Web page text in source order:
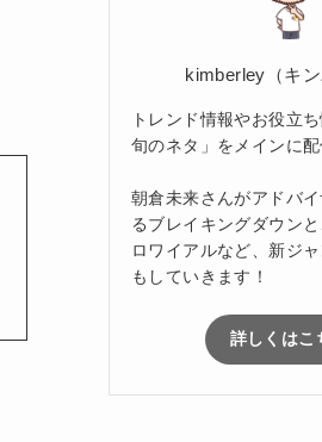
kimberley（キン
トレンド情報やお役立
旬のネタ」をメインに配
朝倉未来さんがアドバ
るブレイキングダウン
ロワイアルなど、新ジ
もしていきます！
詳しくはこ